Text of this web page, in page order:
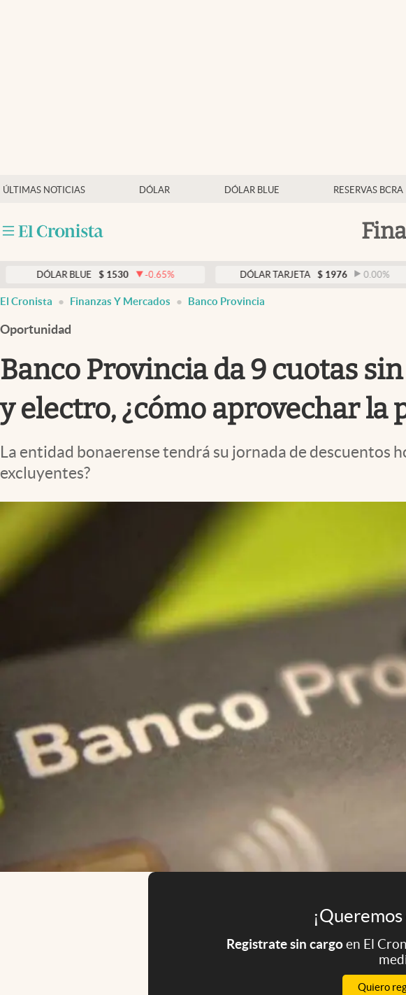
ÚLTIMAS NOTICIAS DÓLAR DÓLAR BLUE RESERVAS BCRA
Mercados Online
Otras secciones
Clima
Mundial 2026
Eventos Corporativos
El Cronista Studio
Mediakit
BLUE $ 1530 -0.65% DÓLAR TARJETA $ 1976 0.00%
El Cronista Finanzas Y Mercados Banco Provincia
Oportunidad
Banco Provincia da 9 cuotas
y electro, ¿cómo aprovechar la
La entidad bonaerense tendrá su jornada de descuentos
excluyentes?
Registrate sin cargoen El
Quiero